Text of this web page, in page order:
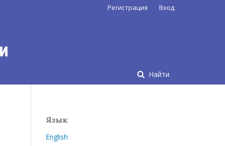
Найти
Регистрация Вход
Язык
English